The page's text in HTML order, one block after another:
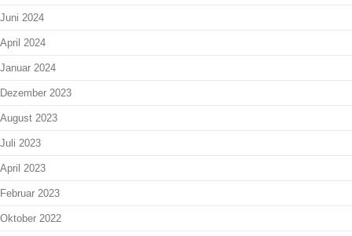
Juni 2024
April 2024
Januar 2024
Dezember 2023
August 2023
Juli 2023
April 2023
Februar 2023
Oktober 2022